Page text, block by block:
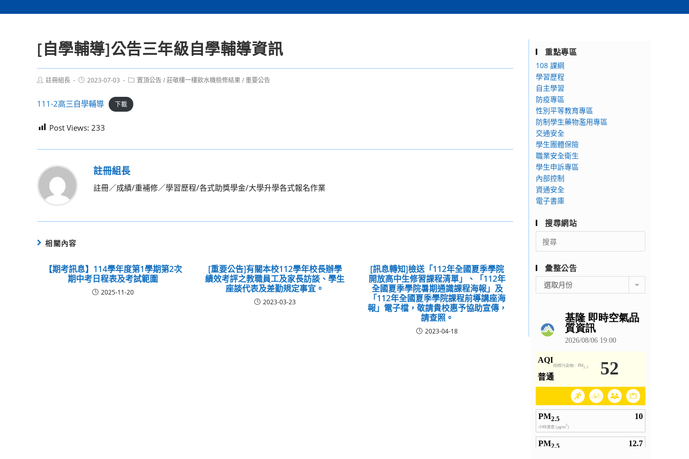
[自學輔導]公告三年級自學輔導資訊
Post註冊組長
Post2023-07-03
Post置頂公告/莊敬樓一樓飲水機檢修結果/重要公告
111-2高三自學輔導 下載
Post Views: 233
註冊組長
註冊／成績/重補修／學習歷程/各式助獎學金/大學升學各式報名作業
相關內容
【期考訊息】114學年度第1學期第2次
期中考日程表及考試範圍
2025-11-20
[重要公告]有關本校112學年校長辦學
績效考評之教職員工及家長訪談、學生
座談代表及差勤規定事宜。
2023-03-23
[訊息轉知]檢送「112年全國夏季學院
開放高中生修習課程清單」、「112年
全國夏季學院暑期通識課程海報」及
「112年全國夏季學院課程前導講座海
報」電子檔，敬請貴校惠予協助宣傳，
請查照。
2023-04-18
重點專區
108 課綱
學習歷程
自主學習
防疫專區
性別平等教育專區
防制學生藥物濫用專區
交通安全
學生團體保險
職業安全衛生
學生申訴專區
內部控制
資通安全
電子書庫
搜尋網站
Search
for:
彙整公告
整
選取月份